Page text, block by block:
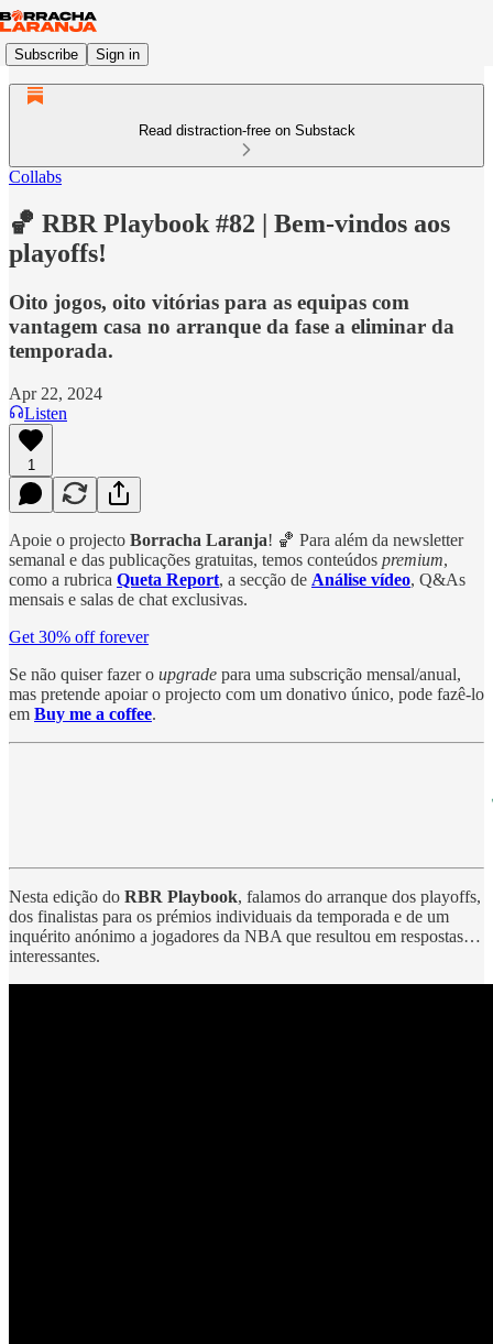
Subscribe Sign in
Read distraction-free on Substack
Collabs
🏀 RBR Playbook #82 | Bem-vindos aos
playoffs!
Oito jogos, oito vitórias para as equipas com
vantagem casa no arranque da fase a eliminar da
temporada.
Apr 22, 2024
Listen
1
Apoie o projecto Borracha Laranja! 🏀 Para além da newsletter
semanal e das publicações gratuitas, temos conteúdos premium,
como a rubrica Queta Report, a secção de Análise vídeo, Q&As
mensais e salas de chat exclusivas.
Get 30% off forever
Se não quiser fazer o upgrade para uma subscrição mensal/anual,
mas pretende apoiar o projecto com um donativo único, pode fazê-lo
em Buy me a coffee.
Nesta edição do RBR Playbook, falamos do arranque dos playoffs,
dos finalistas para os prémios individuais da temporada e de um
inquérito anónimo a jogadores da NBA que resultou em respostas…
interessantes.